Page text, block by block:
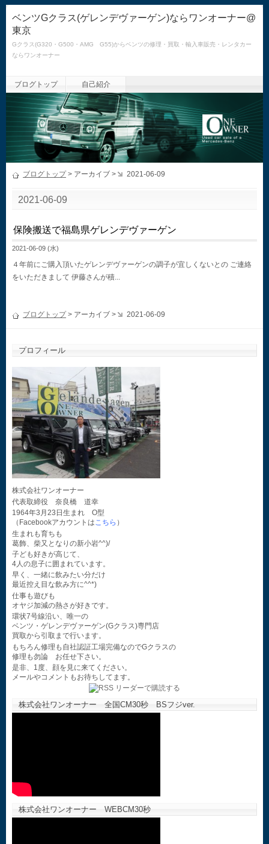
ベンツGクラス(ゲレンデヴァーゲン)ならワンオーナー@
東京
Gクラス(G320・G500・AMG G55)からベンツの修理・買取・輸入車販売・レンタカー
ならワンオーナー
ブログトップ 自己紹介
ブログトップ> アーカイブ > 2021-06-09
2021-06-09
保険搬送で福島県ゲレンデヴァーゲン
2021-06-09 (水)
４年前にご購入頂いたゲレンデヴァーゲンの調子が宜しくないとの ご連絡
をいただきまして 伊藤さんが積...
ブログトップ> アーカイブ > 2021-06-09
プロフィール
株式会社ワンオーナー
代表取締役 奈良橋 道幸
1964年3月23日生まれ O型
（Facebookアカウントはこちら ）
生まれも育ちも
葛飾、柴又となりの新小岩^^)/
子ども好きが高じて、
4人の息子に囲まれています。
早く、一緒に飲みたい分だけ
最近控え目な飲み方に^^*)
仕事も遊びも
オヤジ加減の熱さが好きです。
環状7号線沿い、唯一の
ベンツ・ゲレンデヴァーゲン(Gクラス)専門店
買取から引取まで行います。
もちろん修理も自社認証工場完備なのでGクラスの
修理も勿論 お任せ下さい。
是非、1度、顔を見に来てください。
メールやコメントもお待ちしてます。
株式会社ワンオーナー 全国CM30秒 BSフジver.
株式会社ワンオーナー WEBCM30秒